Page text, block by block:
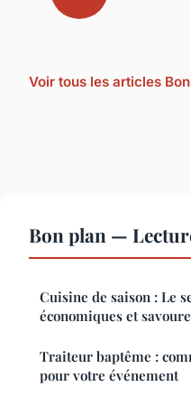
Voir tous les articles
Bon plan —
Cuisine de saison : Le
économiques et
Traiteur baptême :
pour votre événement